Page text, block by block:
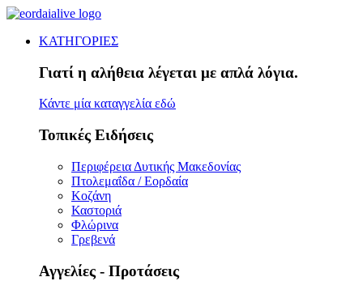
ΚΑΤΗΓΟΡΙΕΣ
Γιατί η αλήθεια λέγεται με απλά λόγια.
Κάντε μία καταγγελία εδώ
Τοπικές Ειδήσεις
Περιφέρεια Δυτικής Μακεδονίας
Πτολεμαΐδα / Εορδαία
Κοζάνη
Καστοριά
Φλώρινα
Γρεβενά
Αγγελίες - Προτάσεις